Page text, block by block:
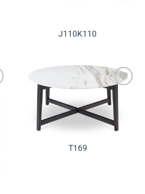
J110K110
Додади во
желботека
T169